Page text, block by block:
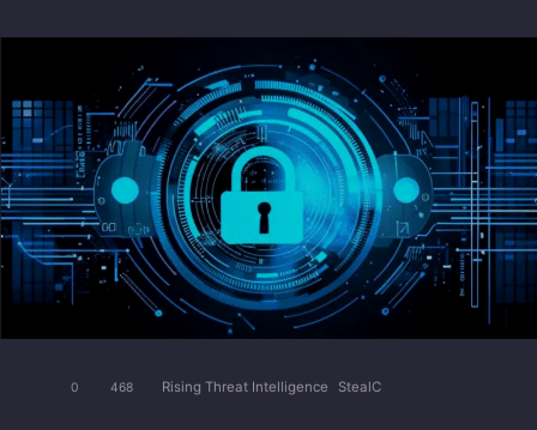
0 468 Rising Threat Intelligence StealC